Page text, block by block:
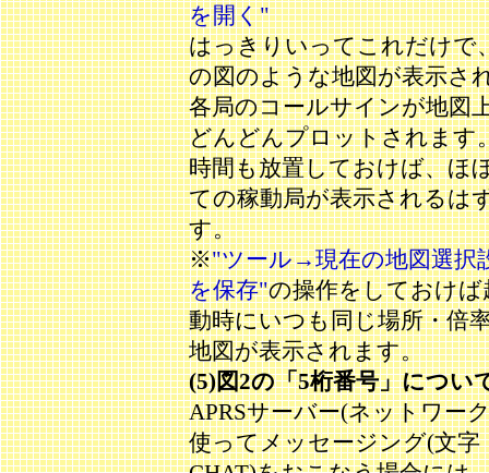
を開く"
はっきりいってこれだけで
の図のような地図が表示さ
各局のコールサインが地図
どんどんプロットされます
時間も放置しておけば、ほ
ての稼動局が表示されるは
す。
※"ツール→現在の地図選択
を保存"の操作をしておけば
動時にいつも同じ場所・倍
地図が表示されます。
(5)図2の「5桁番号」につい
APRSサーバー(ネットワー
使ってメッセージング(文字